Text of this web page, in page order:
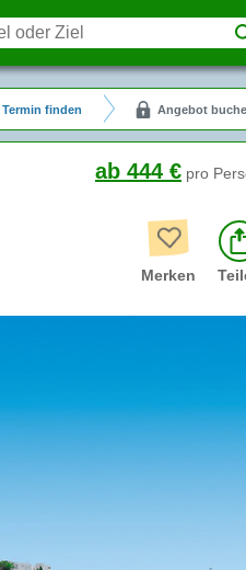
Termin finden Angebot
ab 444 € pro
Merken